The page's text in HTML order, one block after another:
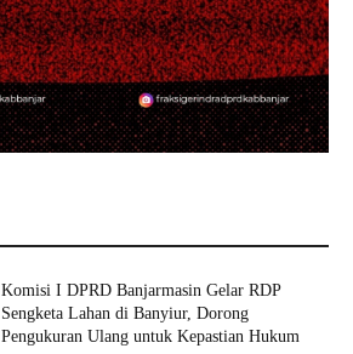
Komisi I DPRD Banjarmasin Gelar RDP
Sengketa Lahan di Banyiur, Dorong
Pengukuran Ulang untuk Kepastian Hukum